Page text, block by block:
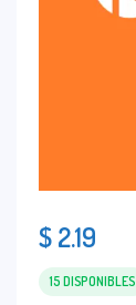
$2.19
15 DISPONIBLES